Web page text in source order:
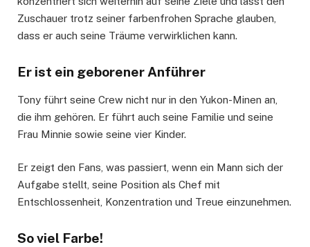
Zuschauer trotz seiner farbenfrohen Sprache glauben,
dass er auch seine Träume verwirklichen kann.
Er ist ein geborener Anführer
Tony führt seine Crew nicht nur in den Yukon-Minen an,
die ihm gehören. Er führt auch seine Familie und seine
Frau Minnie sowie seine vier Kinder.
Er zeigt den Fans, was passiert, wenn ein Mann sich der
Aufgabe stellt, seine Position als Chef mit
Entschlossenheit, Konzentration und Treue einzunehmen.
So viel Farbe!